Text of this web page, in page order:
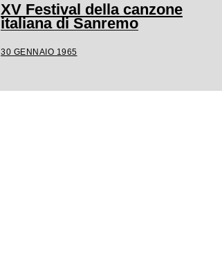
XV Festival della canzone
italiana di Sanremo
30 GENNAIO 1965